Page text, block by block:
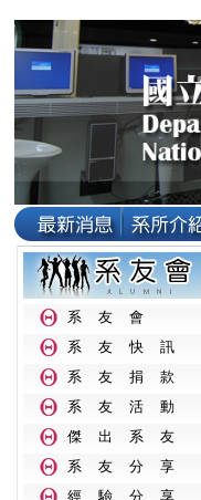
系友會
系友快訊
系友捐款
系友活動
傑出系友
系友分享
經驗分享